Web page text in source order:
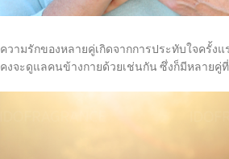
ความรักของหลายคู่เกิดจากการประทับใจครั้ง
คงจะดูแลคนข้างกายด้วยเช่นกัน ซึ่งก็มีหลายคู่